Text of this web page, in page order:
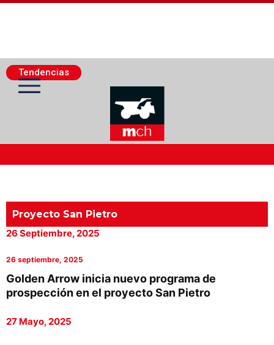
Tendencias
Actualidad Minera
Minería Superficie
Minerí­a Subterránea
Proveedores
Proyecto San Pietro
26 Septiembre, 2025
26 septiembre, 2025
Golden Arrow inicia nuevo programa de
prospección en el proyecto San Pietro
27 Mayo, 2025